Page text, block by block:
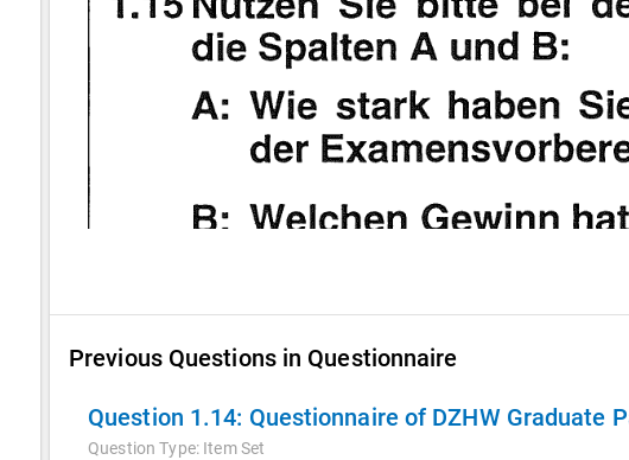
Previous Questions in Questionnaire
Question 1.14: Questionnaire of DZHW Graduate
Question Type: Item Set